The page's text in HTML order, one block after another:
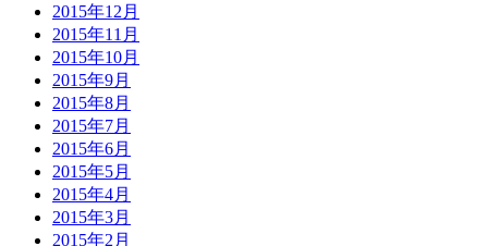
2015年12月
2015年11月
2015年10月
2015年9月
2015年8月
2015年7月
2015年6月
2015年5月
2015年4月
2015年3月
2015年2月